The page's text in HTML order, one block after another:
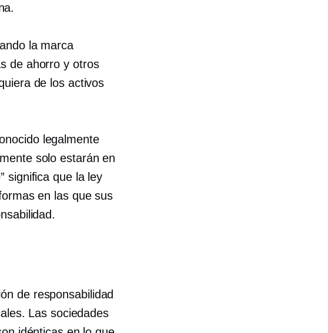
la marca
de ahorro y otros
de los activos
legalmente
solo estarán en
significa que la ley
en las que sus
de responsabilidad
Las sociedades